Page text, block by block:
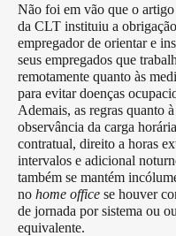
Não foi em vão que o
da CLT instituiu a
empregador de orientar e
seus empregados que
remotamente quanto às
para evitar doenças
Ademais, as regras quanto à
observância da carga horária
contratual, direito a horas
intervalos e adicional
também se mantém
no home office se houver
de jornada por sistema ou
equivalente.